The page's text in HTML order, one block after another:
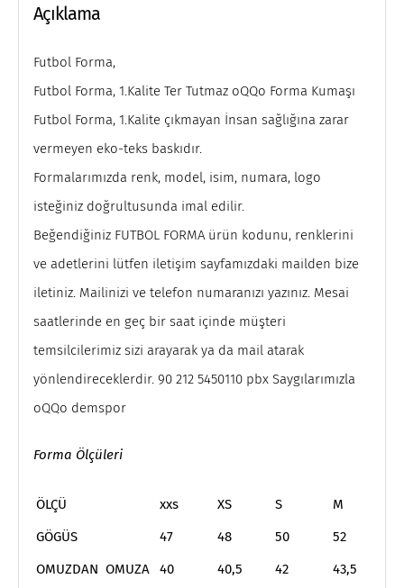
Açıklama
Futbol Forma,
Futbol Forma, 1.Kalite Ter Tutmaz oQQo Forma Kumaşı
Futbol Forma, 1.Kalite çıkmayan İnsan sağlığına zarar
vermeyen eko-teks baskıdır.
Formalarımızda renk, model, isim, numara, logo
isteğiniz doğrultusunda imal edilir.
Beğendiğiniz FUTBOL FORMA ürün kodunu, renklerini
ve adetlerini lütfen iletişim sayfamızdaki mailden bize
iletiniz. Mailinizi ve telefon numaranızı yazınız. Mesai
saatlerinde en geç bir saat içinde müşteri
temsilcilerimiz sizi arayarak ya da mail atarak
yönlendireceklerdir. 90 212 5450110 pbx Saygılarımızla
oQQo demspor
Forma Ölçüleri
ÖLÇÜ xxs XS S M
GÖGÜS
47 48 50 52
OMUZDAN OMUZA
40 40,5 42 43,5